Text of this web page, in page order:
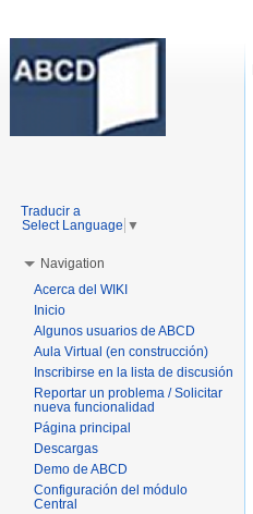
Traducir a
Select Language ▼
Navigation
Acerca del WIKI
Inicio
Algunos usuarios de ABCD
Aula Virtual (en construcción)
Inscribirse en la lista de discusión
Reportar un problema / Solicitar
nueva funcionalidad
Página principal
Descargas
Demo de ABCD
Configuración del módulo
Central